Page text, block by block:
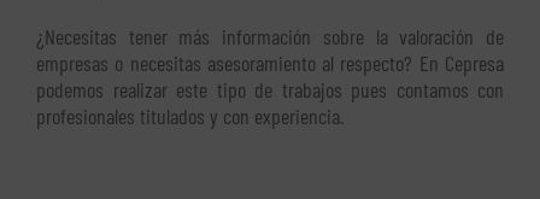
¿Necesitas tener más información sobre la valoración de
empresas o necesitas asesoramiento al respecto? En Cepresa
podemos realizar este tipo de trabajos pues contamos con
profesionales titulados y con experiencia.